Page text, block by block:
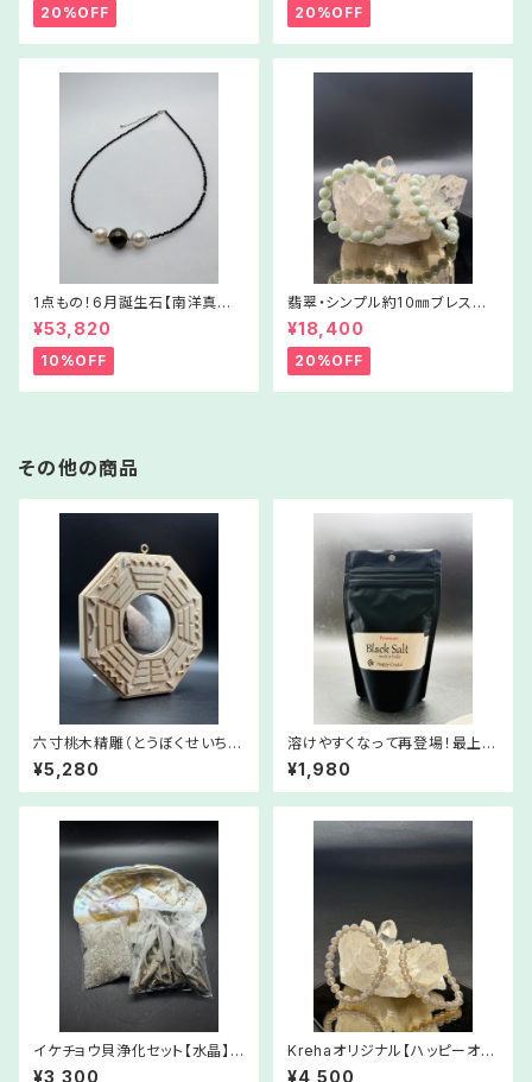
20%OFF 20%OFF
1点もの！6月誕生石【南洋真珠
＆スピネルネックレス③】Nc03
-525062
¥53,820
10%OFF
翡翠・シンプル約1０㎜ブレスレッ
ト【Sサイズ】WSJ1001‐6170
42
¥18,400
20%OFF
その他の商品
六寸桃木精雕（とうぼくせいちょ
う）の八卦鏡厄除けに！！八卦羅
盤凸面鏡
¥5,280
溶けやすくなって再登場！最上級
の浄化塩 Premium Brack
Salt 【デトックスにお勧め！】
Krehaエネルギー入り
¥1,980
イケチョウ貝浄化セット【水晶】
～Pearl shell cleansing set
¥3,300
Krehaオリジナル【ハッピーオラ
クルストーン・シリーズ】めのう
¥4,500